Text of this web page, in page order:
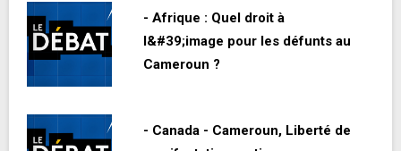
- Afrique : Quel droit à
l&#39;image pour les défunts au
Cameroun ?
- Canada - Cameroun, Liberté de